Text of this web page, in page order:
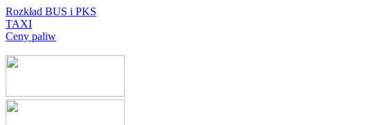
Rozkład BUS i PKS
TAXI
Ceny paliw